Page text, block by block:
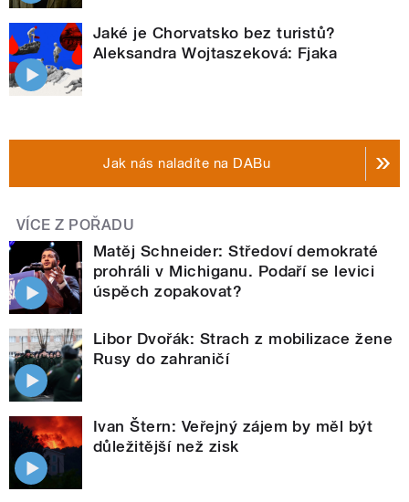
Jaké je Chorvatsko bez turistů?
Aleksandra Wojtaszeková: Fjaka
Jak nás naladíte na DABu
VÍCE Z POŘADU
Matěj Schneider: Středoví demokraté
prohráli v Michiganu. Podaří se levici
úspěch zopakovat?
Libor Dvořák: Strach z mobilizace žene
Rusy do zahraničí
Ivan Štern: Veřejný zájem by měl být
důležitější než zisk